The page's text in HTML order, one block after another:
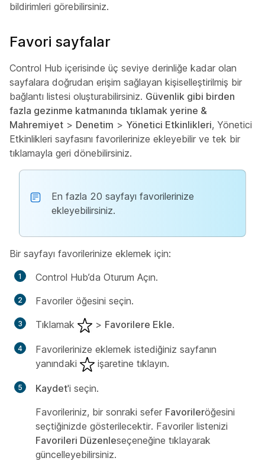
bildirimleri görebilirsiniz.
Favori sayfalar
Control Hub içerisinde üç seviye derinliğe kadar olan
sayfalara doğrudan erişim sağlayan kişiselleştirilmiş bir
bağlantı listesi oluşturabilirsiniz. Güvenlik gibi birden
fazla gezinme katmanında tıklamak yerine &
Mahremiyet > Denetim > Yönetici Etkinlikleri, Yönetici
Etkinlikleri sayfasını favorilerinize ekleyebilir ve tek bir
tıklamayla geri dönebilirsiniz.
En fazla 20 sayfayı favorilerinize
ekleyebilirsiniz.
Bir sayfayı favorilerinize eklemek için:
Control Hub’da Oturum Açın.
Favoriler öğesini seçin.
Tıklamak
> Favorilere Ekle.
Favorilerinize eklemek istediğiniz sayfanın
yanındaki
işaretine tıklayın.
Kaydet'i seçin.
Favorileriniz, bir sonraki sefer Favorileröğesini
seçtiğinizde gösterilecektir. Favoriler listenizi
Favorileri Düzenleseçeneğine tıklayarak
güncelleyebilirsiniz.